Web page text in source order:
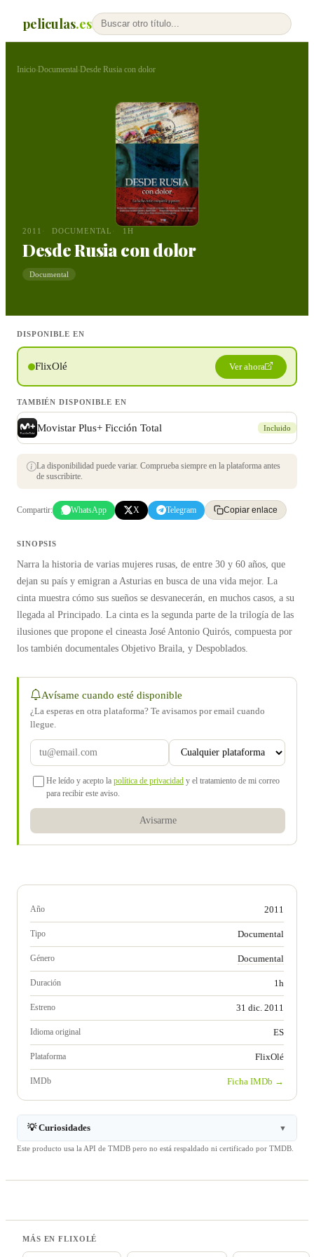
peliculas.es
Inicio›Documental›Desde Rusia con dolor
2011 DOCUMENTAL 1H
Desde Rusia con dolor
Documental
DISPONIBLE EN
FlixOlé Ver ahora
TAMBIÉN DISPONIBLE EN
Movistar Plus+ Ficción Total Incluido
La disponibilidad puede variar. Comprueba siempre en la plataforma antes
de suscribirte.
Compartir: WhatsApp X Telegram Copiar enlace
SINOPSIS
Narra la historia de varias mujeres rusas, de entre 30 y 60 años, que
dejan su país y emigran a Asturias en busca de una vida mejor. La
cinta muestra cómo sus sueños se desvanecerán, en muchos casos, a su
llegada al Principado. La cinta es la segunda parte de la trilogía de las
ilusiones que propone el cineasta José Antonio Quirós, compuesta por
los también documentales Objetivo Braila, y Despoblados.
Avísame cuando esté disponible
¿La esperas en otra plataforma? Te avisamos por email cuando
llegue.
He leído y acepto la política de privacidad y el tratamiento de mi correo
para recibir este aviso.
Avisarme
Año 2011
Tipo Documental
Género Documental
Duración 1h
Estreno 31 dic. 2011
Idioma original ES
Plataforma FlixOlé
IMDb Ficha IMDb →
💡 Curiosidades ▼
Este producto usa la API de TMDB pero no está respaldado ni certificado por TMDB.
MÁS EN FLIXOLÉ